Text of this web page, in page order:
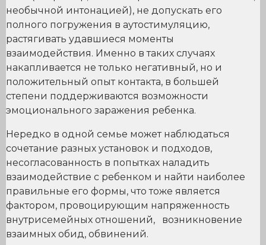
необычной интонацией), не допускать его
полного погружения в аутостимуляцию,
растягивать удавшиеся моменты
взаимодействия. Именно в таких случаях
накапливается не только негативный, но и
положительный опыт контакта, в большей
степени поддерживаются возможности
эмоционального заражения ребенка.
Нередко в одной семье может наблюдаться
сочетание разных установок и подходов,
несогласованность в попытках наладить
взаимодействие с ребенком и найти наиболее
правильные его формы, что тоже является
фактором, провоцирующим напряженность
внутрисемейных отношений, возникновение
взаимных обид, обвинений.